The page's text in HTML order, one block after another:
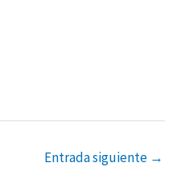
Entrada siguiente →